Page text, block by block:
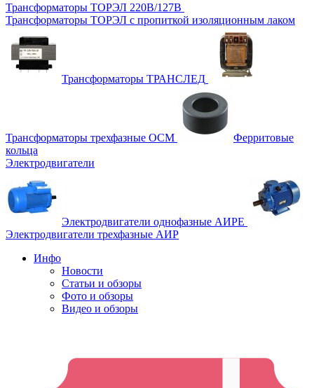
Трансформаторы ТОРЭЛ 220В/127В
Трансформаторы ТОРЭЛ с пропиткой изоляционным лаком
Трансформаторы ТРАНСЛЕД
Трансформаторы трехфазные ОСМ
Ферритовые
кольца
Электродвигатели
Электродвигатели однофазные АИРЕ
Электродвигатели трехфазные АИР
Инфо
Новости
Статьи и обзоры
Фото и обзоры
Видео и обзоры